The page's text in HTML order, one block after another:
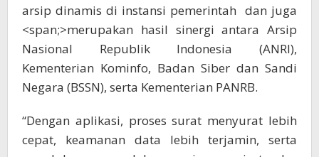
arsip dinamis di instansi pemerintah dan juga
<span;>merupakan hasil sinergi antara Arsip
Nasional Republik Indonesia (ANRI),
Kementerian Kominfo, Badan Siber dan Sandi
Negara (BSSN), serta Kementerian PANRB.
“Dengan aplikasi, proses surat menyurat lebih
cepat, keamanan data lebih terjamin, serta